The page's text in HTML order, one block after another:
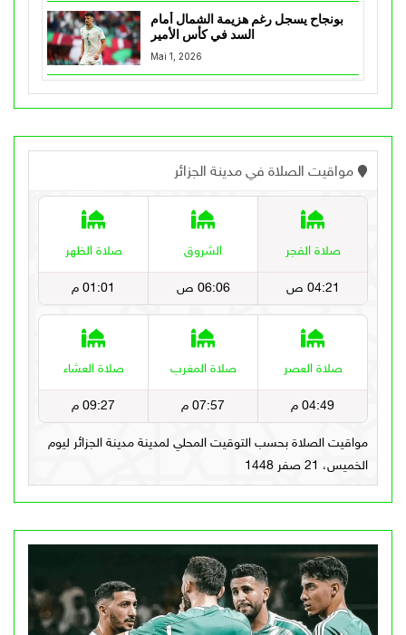
بونجاح يسجل رغم هزيمة الشمال أمام
السد في كأس الأمير
Mai 1, 2026